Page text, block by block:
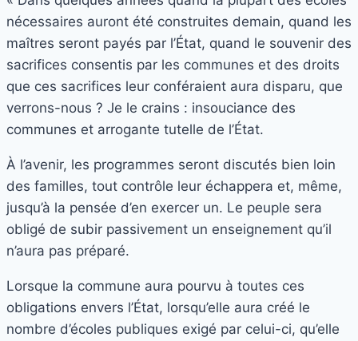
nécessaires auront été construites demain, quand les
maîtres seront payés par l’État, quand le souvenir des
sacrifices consentis par les communes et des droits
que ces sacrifices leur conféraient aura disparu, que
verrons-nous ? Je le crains : insouciance des
communes et arrogante tutelle de l’État.
À l’avenir, les programmes seront discutés bien loin
des familles, tout contrôle leur échappera et, même,
jusqu’à la pensée d’en exercer un. Le peuple sera
obligé de subir passivement un enseignement qu’il
n’aura pas préparé.
Lorsque la commune aura pourvu à toutes ces
obligations envers l’État, lorsqu’elle aura créé le
nombre d’écoles publiques exigé par celui-ci, qu’elle